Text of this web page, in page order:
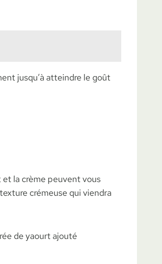
jusqu’à atteindre le goût
la crème peuvent vous
crémeuse qui viendra
de yaourt ajouté